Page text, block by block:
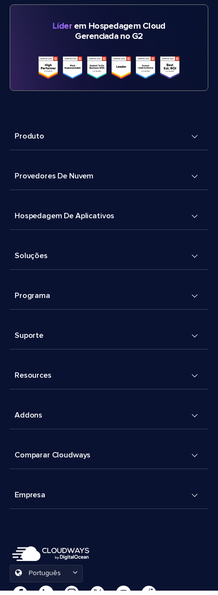
Líderem Hospedagem Cloud
Gerenciada no G2
Produto
Provedores De Nuvem
Hospedagem De Aplicativos
Soluções
Programa
Suporte
Resources
Addons
Comparar Cloudways
Empresa
Português